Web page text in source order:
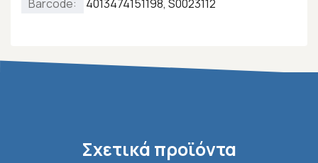
Barcode: 4013474151198, S0023112
Σχετικά προϊόντα